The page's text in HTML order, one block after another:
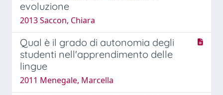
evoluzione
2013 Saccon, Chiara
Qual è il grado di autonomia degli
studenti nell'apprendimento delle
lingue
2011 Menegale, Marcella